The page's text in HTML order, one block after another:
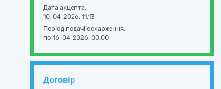
Дата акцепта:
10-04-2026, 11:13
Період подачі оскарження:
по 16-04-2026, 00:00
Договір